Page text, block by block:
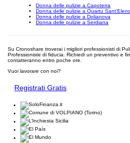
Donna delle pulizie a Capoterra
Donna delle pulizie a Quartu Sant'Elena
Donna delle pulizie a Dolianova
Donna delle pulizie a Serdiana
Su Cronoshare troverai i migliori professionisti di
Professioniste di fiducia. Richiedi un preventivo e
contatteranno entro poche ore.
Vuoi lavorare con noi?
Registrati Gratis